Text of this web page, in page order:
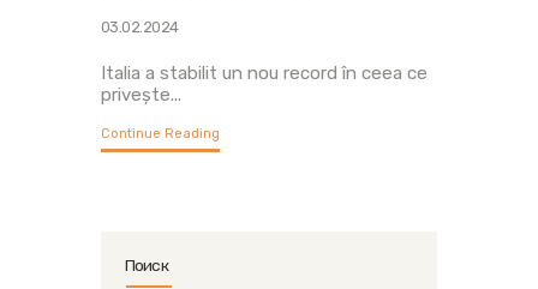
03.02.2024
Italia a stabilit un nou record în ceea ce
privește...
Continue Reading
Поиск